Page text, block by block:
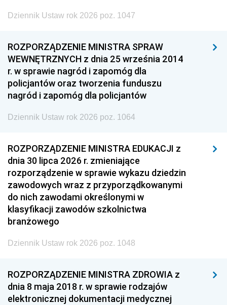
Dziennik Ustaw rok 2026 poz. 1047
ROZPORZĄDZENIE MINISTRA SPRAW
WEWNĘTRZNYCH z dnia 25 września 2014
r. w sprawie nagród i zapomóg dla
policjantów oraz tworzenia funduszu
nagród i zapomóg dla policjantów
Dziennik Ustaw rok 2026 poz. 1064
ROZPORZĄDZENIE MINISTRA EDUKACJI z
dnia 30 lipca 2026 r. zmieniające
rozporządzenie w sprawie wykazu dziedzin
zawodowych wraz z przyporządkowanymi
do nich zawodami określonymi w
klasyfikacji zawodów szkolnictwa
branżowego
Dziennik Ustaw rok 2026 poz. 1048
ROZPORZĄDZENIE MINISTRA ZDROWIA z
dnia 8 maja 2018 r. w sprawie rodzajów
elektronicznej dokumentacji medycznej